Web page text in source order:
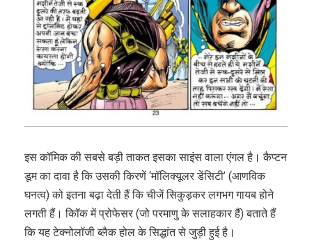
इस कॉमिक की सबसे बड़ी ताकत इसका साइंस वाला एंगल है। कैप्टन
डूम का दावा है कि उसकी किरणें ‘मॉलिक्यूलर डेंसिटी’ (आणविक
घनत्व) को इतना बढ़ा देती हैं कि चीजें सिकुड़कर लगभग गायब होने
लगती हैं। कॉिक में प्रोफेसर (जो परमाणु के सलाहकार हैं) बताते हैं
कि यह टेक्नोलॉजी ब्लैक होल के सिद्धांत से जुड़ी हुई है।